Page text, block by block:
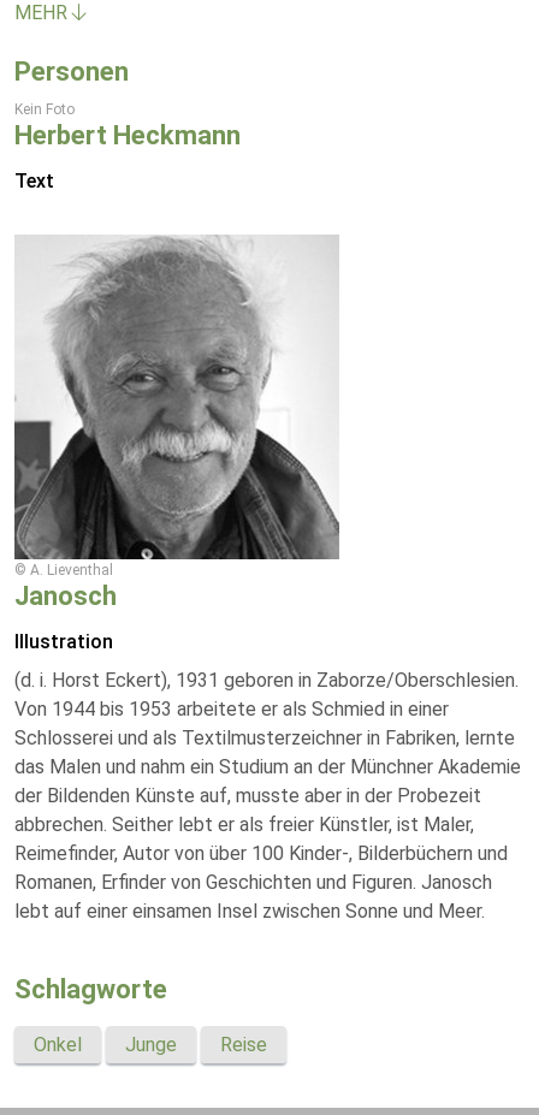
MEHR
Personen
Kein Foto
Herbert Heckmann
Text
© A. Lieventhal
Janosch
Illustration
(d. i. Horst Eckert), 1931 geboren in Zaborze/Oberschlesien.
Von 1944 bis 1953 arbeitete er als Schmied in einer
Schlosserei und als Textilmusterzeichner in Fabriken, lernte
das Malen und nahm ein Studium an der Münchner Akademie
der Bildenden Künste auf, musste aber in der Probezeit
abbrechen. Seither lebt er als freier Künstler, ist Maler,
Reimefinder, Autor von über 100 Kinder-, Bilderbüchern und
Romanen, Erfinder von Geschichten und Figuren. Janosch
lebt auf einer einsamen Insel zwischen Sonne und Meer.
Schlagworte
Onkel Junge Reise